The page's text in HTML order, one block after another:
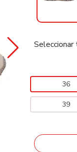
Seleccionar
36
39